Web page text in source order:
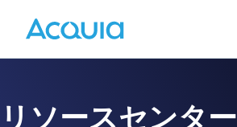
Menu
リソースセンター